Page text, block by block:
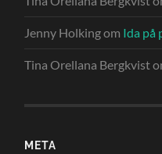
Jenny Holkingom Ida på
Tina Orellana Bergkvist
META